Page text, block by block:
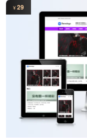
¥29